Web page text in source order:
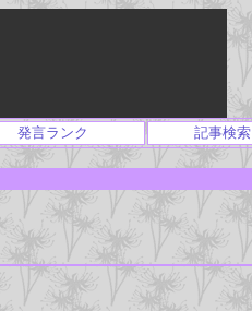
発言ランク 記事検索